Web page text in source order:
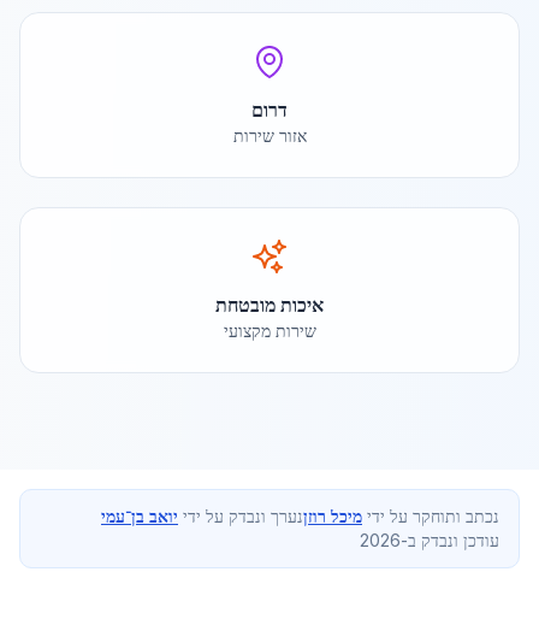
דרום
אזור שירות
איכות מובטחת
שירות מקצועי
נכתב ותוחקר על ידי מיכל רוזןנערך ונבדק על ידי יואב בן־עמי
עודכן ונבדק ב-2026